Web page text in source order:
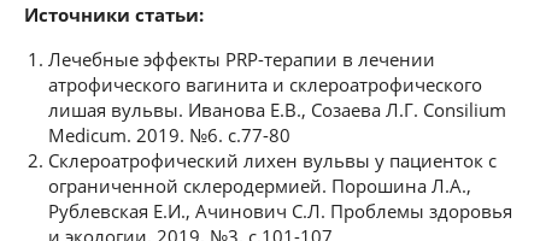
Источники статьи:
Лечебные эффекты PRP-терапии в лечении
атрофического вагинита и склероатрофического
лишая вульвы. Иванова Е.В., Созаева Л.Г. Consilium
Medicum. 2019. №6. с.77-80
Склероатрофический лихен вульвы у пациенток с
ограниченной склеродермией. Порошина Л.А.,
Рублевская Е.И., Ачинович С.Л. Проблемы здоровья
и экологии. 2019. №3. с.101-107